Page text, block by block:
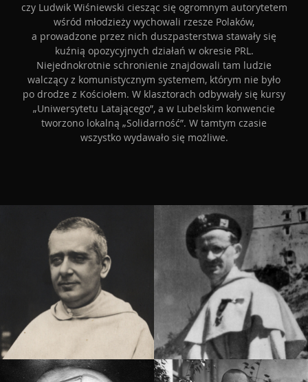
czy Ludwik Wiśniewski ciesząc się ogromnym autorytetem
wśród młodzieży wychowali rzesze Polaków,
a prowadzone przez nich duszpasterstwa stawały się
kuźnią opozycyjnych działań w okresie PRL.
Niejednokrotnie schronienie znajdowali tam ludzie
walczący z komunistycznym systemem, którym nie było
po drodze z Kościołem. W klasztorach odbywały się kursy
„Uniwersytetu Latającego”, a w Lubelskim konwencie
tworzono lokalną „Solidarność”. W tamtym czasie
wszystko wydawało się możliwe.